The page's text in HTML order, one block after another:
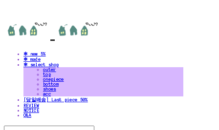
✻ new 5%
✻ made
✻ select shop
outer
top
onepiece
bottom
shoes
acc
[당일배송] Last piece 50%
REVIEW
NOTICE
Q&A